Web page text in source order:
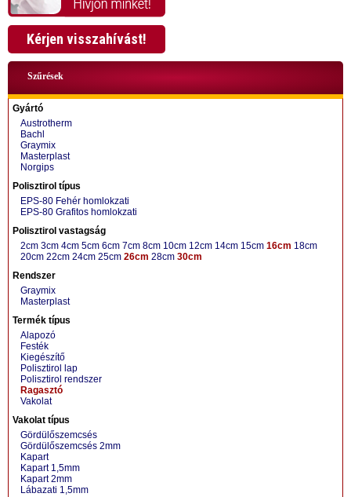
+36 70 424 0199
Kérjen visszahívást!
Szűrések
Gyártó
Austrotherm
Bachl
Graymix
Masterplast
Norgips
Polisztirol típus
EPS-80 Fehér homlokzati
EPS-80 Grafitos homlokzati
Polisztirol vastagság
2cm 3cm 4cm 5cm 6cm 7cm 8cm 10cm 12cm 14cm 15cm 16cm 18cm
20cm 22cm 24cm 25cm 26cm 28cm 30cm
Rendszer
Graymix
Masterplast
Termék típus
Alapozó
Festék
Kiegészítő
Polisztirol lap
Polisztirol rendszer
Ragasztó
Vakolat
Vakolat típus
Gördülőszemcsés
Gördülőszemcsés 2mm
Kapart
Kapart 1,5mm
Kapart 2mm
Lábazati 1,5mm